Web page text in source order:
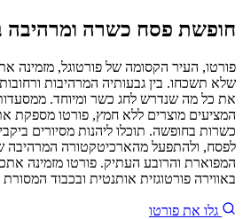
חופשת פסח כשרה ומרהיבה
פורטו, העיר הקסומה של פורטוגל, מזמינה
שלא תשכחו. בין גבעותיה המרהיבות
את כל מה שנדרש לחג כשר ומיוחד.
המציעים מוצרים ללא חמץ, פורטו מספקת
כשרות בחופשה. תוכלו ליהנות מסיורים
לפסח, ולהתפעל מהארכיטקטורה המרהיבה
המפוארת והרובע העתיק. פורטו מזמינה
באווירה פורטוגזית אותנטית ובכבוד המסורת
גלו את פורטו